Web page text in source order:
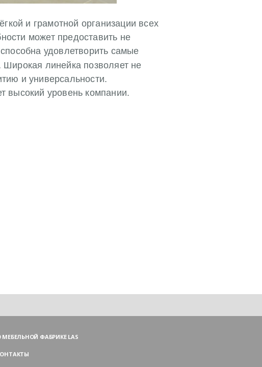
и грамотной организации всех
может предоставить не
удовлетворить самые
линейка позволяет не
и универсальности.
высокий уровень компании.
МЕБЕЛЬНОЙ ФАБРИКЕ LAS